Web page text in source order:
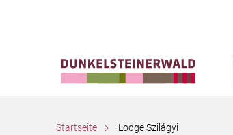
Startseite Lodge Szilágyi